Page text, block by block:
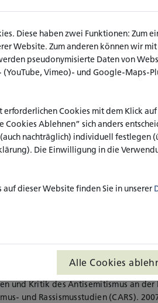
wie eine überwiegend
Offene Gesellschaft,
apl. Professor für Neuere
für europäisch-jüdische Studien
ist Mitglied im Vorstand der
und 20. Jahrhunderts veröffentlicht,
im Zeitalter der Extreme"
(2007) und "Alfred Rosenberg.
Literaturvereinigung
und der Wissenschaftsstadt
und Kritik des Antisemitismus an
und Rassismusstudien (CARS).
Diese haben zwei Funktionen: Zum
Website. Zum anderen können wir
pseudonymisierte Daten von
Vimeo)- und Google-Maps-
erforderlichen Cookies mit dem Klick
Ablehnen” sich anders
nachträglich) individuell
Die Einwilligung in die
dieser Website finden Sie in unserer
Alle Cookies